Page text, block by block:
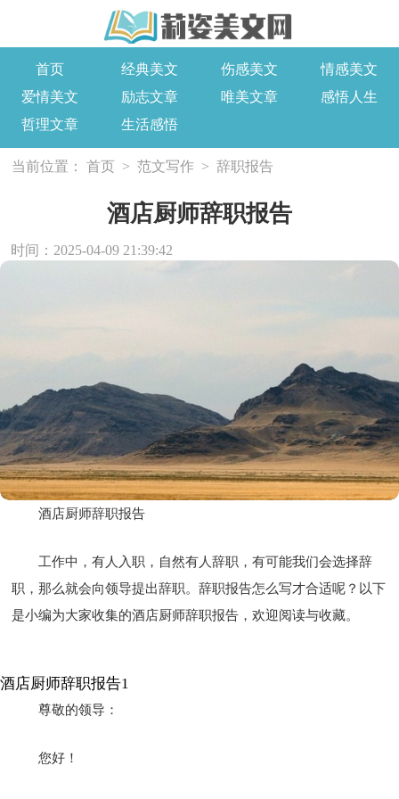
首页 经典美文 伤感美文
情感美文
爱情美文
励志文章 唯美文章
感悟人生
哲理文章
生活感悟
当前位置： 首页 > 范文写作 > 辞职报告
酒店厨师辞职报告
时间：2025-04-09 21:39:42
酒店厨师辞职报告
工作中，有人入职，自然有人辞职，有可能我们会选择辞
职，那么就会向领导提出辞职。辞职报告怎么写才合适呢？以下
是小编为大家收集的酒店厨师辞职报告，欢迎阅读与收藏。
酒店厨师辞职报告1
尊敬的领导：
您好！